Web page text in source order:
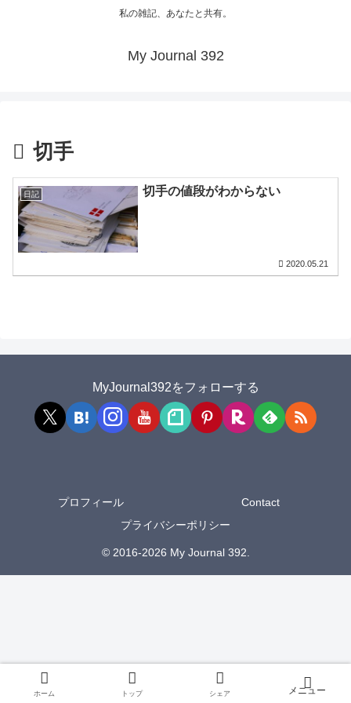
私の雑記、あなたと共有。
My Journal 392
切手
日記 切手の値段がわからない
2020.05.21
MyJournal392をフォローする
プロフィール
Contact
プライバシーポリシー
© 2016-2026 My Journal 392.
ホーム トップ シェア